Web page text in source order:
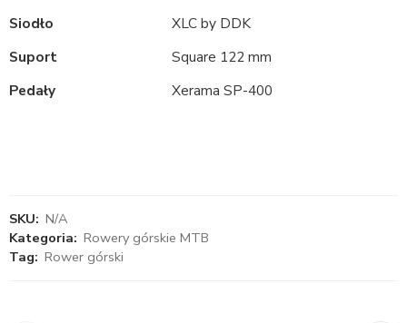
Siodło
XLC by DDK
Suport
Square 122 mm
Pedały
Xerama SP-400
SKU: N/A
Kategoria: Rowery górskie MTB
Tag: Rower górski